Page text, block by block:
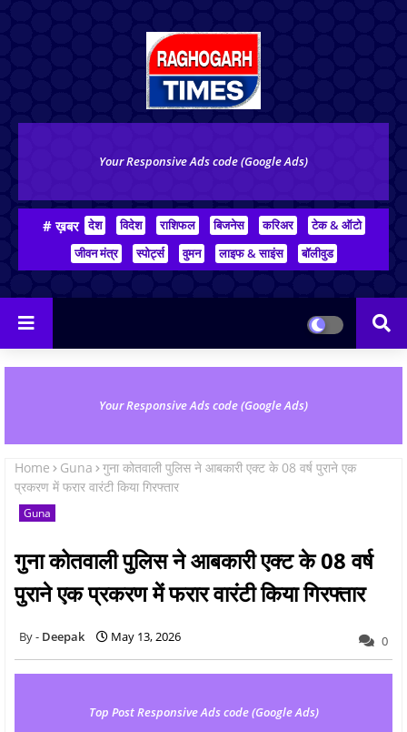
Your Responsive Ads code (Google Ads)
# ख़बर देश विदेश राशिफल बिजनेस करिअर
टेक & ऑटो
जीवन मंत्र
स्पोर्ट्स वुमन लाइफ & साइंस बॉलीवुड
Your Responsive Ads code (Google Ads)
Home Guna
गुना कोतवाली पुलिस ने आबकारी एक्ट के 08 वर्ष पुराने एक
प्रकरण में फरार वारंटी किया गिरफ्तार
Guna
गुना कोतवाली पुलिस ने आबकारी एक्ट के 08 वर्ष
पुराने एक प्रकरण में फरार वारंटी किया गिरफ्तार
Deepak May 13, 2026 0
Top Post Responsive Ads code (Google Ads)